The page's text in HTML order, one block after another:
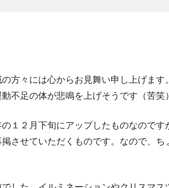
方々には心からお見舞い申し上げます。
不足の体が悲鳴を上げそうです（苦笑
１２月下旬にアップしたものなので
させていただくものです。なので、